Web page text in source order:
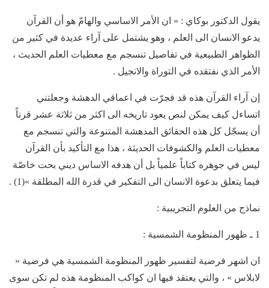
يقول الدكتور بوكاي : « ان الأمر الاساسي والهامّ هو أن القرآن
يدعو الانسان الى العلم ، وهو يشتمل على آراء عديدة في كثير من
الظواهر الطبيعية في تفاصيل تنسجم مع معطيات العلم الحديث ،
الأمر الذي نفتقده في التوراة والانجيل .
إن آراء القرآن هذه قد فجرّت في اعماقي الدهشة وجعلتني
اتساءل كيف يمكن لنص يعود تاريخه الى اكثر من ثلاثة عشر قرناً
أن يسجّل كل هذه الحقائق المدهشة المتنوعة والتي تنسجم مع
معطيات العلم والكشوفات الحديثة ، هذا مع التأكيد بأن القرآن
ليس في جوهره كتاباً علمياً بل أن هدفه الاساس ديني بحت خاصّة
فيما يتعلق بدعوة الانسان الى التفكير في قدرة الله المطلقة »(1) .
نماذج من العلوم التجريبية :
1 ـ ظهور المنظومة الشمسية :
ان اشهر فرضية لتفسير ظهور المنظومة الشمسية هي فرضية «
لابلاس » ، والتي يعتقد فيها ان كواكب المنظومة هذه لم تكن سوى